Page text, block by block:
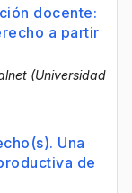
docente:
a partir
(Universidad
Una
de